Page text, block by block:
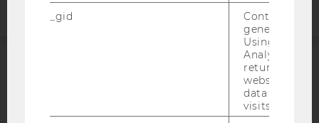
_gid
Contains a
generated
Using this
Analytics can
returning
website and
data from
visits.